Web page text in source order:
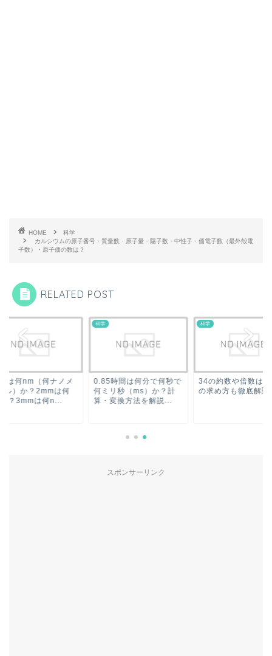
HOME
科学
カルシウムの原子番号・質量数・原子量・陽子数・中性子・価電子数（最外殻電
子数）・原子価の数は？
RELATED POST
は何nm（何ナノメ
ル）か？2mmは何
？3mmは何n...
科学
0.85時間は何分で何秒で
何ミリ秒（ms）か？計
算・変換方法を解説...
科学
34の約数や倍数は？
の求め方も徹底解説
スポンサーリンク